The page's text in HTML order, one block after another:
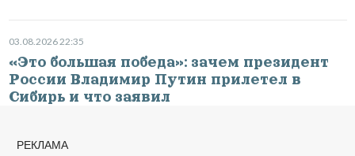
03.08.2026 22:35
«Это большая победа»: зачем президент
России Владимир Путин прилетел в
Сибирь и что заявил
РЕКЛАМА